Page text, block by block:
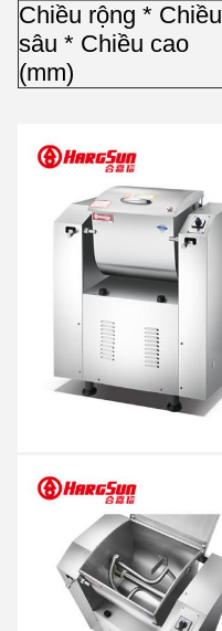
Chiều rộng * Chiều
sâu * Chiều cao
(mm)